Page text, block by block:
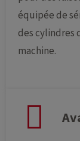
équipée de
des cylindres
machine.